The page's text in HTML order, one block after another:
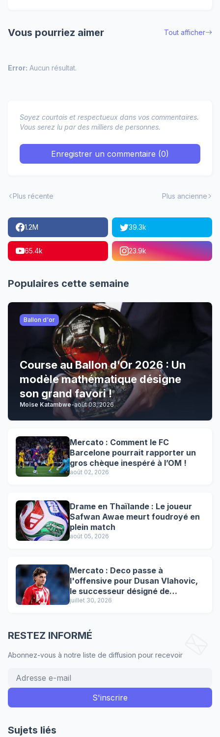
Vous pourriez aimer Tout afficher
Error: Aucun résultat.
Soyez courtois et respectueux dans vos commentaires.
Vous serez lu par des milliers de personnes.
Enregistrer un commentaire (0)
Plus récente Plus ancienne
1.2M 39.3k
65.4k 23.9k
Populaires cette semaine
Ballon d'or
Course au Ballon d’Or 2026 : Un
modèle mathématique désigne
son grand favori !
Moïse Katambwe-août 03, 2026
Mercato : Comment le FC
Barcelone pourrait rapporter un
gros chèque inespéré à l’OM !
août 02, 2026
Drame en Thaïlande : Le joueur
Safwan Awae meurt foudroyé en
plein match
août 05, 2026
Mercato : Deco passe à
l'offensive pour Dusan Vlahovic,
le successeur désigné de
Lewandowski !
juillet 30, 2026
RESTEZ INFORMÉ
Abonnez-vous à notre liste de diffusion pour recevoir
Sujets liés